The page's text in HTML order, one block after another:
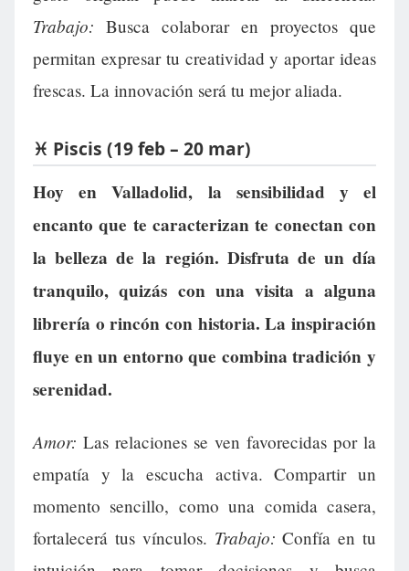
Trabajo: Busca colaborar en proyectos que
permitan expresar tu creatividad y aportar ideas
frescas. La innovación será tu mejor aliada.
♓ Piscis (19 feb – 20 mar)
Hoy en Valladolid, la sensibilidad y el
encanto que te caracterizan te conectan con
la belleza de la región. Disfruta de un día
tranquilo, quizás con una visita a alguna
librería o rincón con historia. La inspiración
fluye en un entorno que combina tradición y
serenidad.
Amor: Las relaciones se ven favorecidas por la
empatía y la escucha activa. Compartir un
momento sencillo, como una comida casera,
fortalecerá tus vínculos. Trabajo: Confía en tu